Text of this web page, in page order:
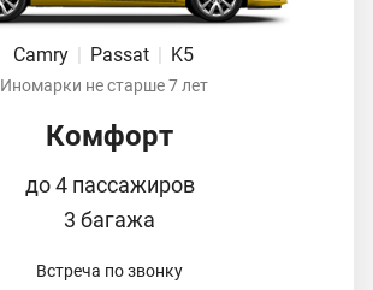
Camry Passat K5
Иномарки не старше 7 лет
Комфорт
до 4 пассажиров
3 багажа
Встреча по звонку